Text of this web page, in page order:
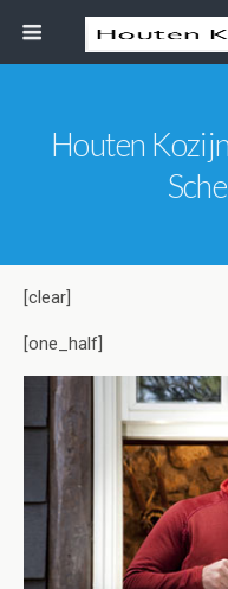
Houten
[clear]
[one_half]